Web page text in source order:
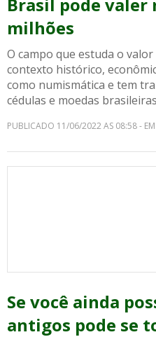
milhões
O campo que estuda o
contexto histórico,
como numismática e tem
cédulas e moedas
PUBLICADO 11/06/2022 AS 08:58 -
Se você ainda
antigos pode se